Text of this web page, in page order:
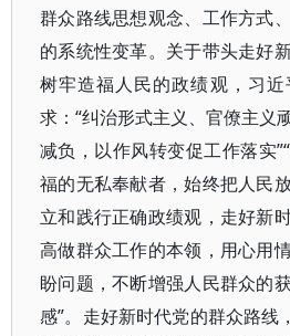
群众路线思想观念、工作方式
的系统性变革。关于带头走好
树牢造福人民的政绩观，习
求：“纠治形式主义、官僚主义
减负，以作风转变促工作落实
福的无私奉献者，始终把人民
立和践行正确政绩观，走好新
高做群众工作的本领，用心用
盼问题，不断增强人民群众的
感”。走好新时代党的群众路线